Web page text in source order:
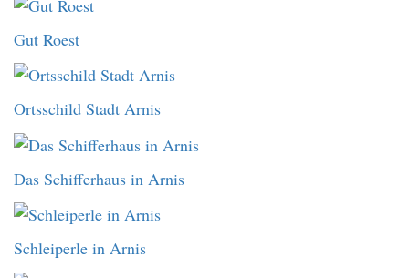
Gut Roest
Ortsschild Stadt Arnis
Das Schifferhaus in Arnis
Schleiperle in Arnis